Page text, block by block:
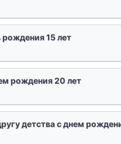
рождения 15 лет
рождения 20 лет
детства с днем